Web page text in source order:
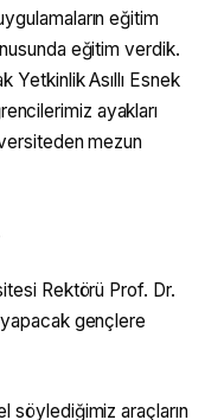
eğitim
eğitim verdik.
Yetkinlik Asıllı Esnek
ayakları
mezun
Rektörü Prof. Dr.
gençlere
söylediğimiz araçların